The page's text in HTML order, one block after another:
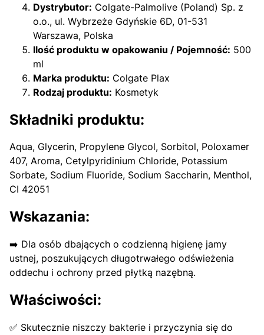
Dystrybutor: Colgate-Palmolive (Poland) Sp. z
o.o., ul. Wybrzeże Gdyńskie 6D, 01-531
Warszawa, Polska
Ilość produktu w opakowaniu / Pojemność: 500
ml
Marka produktu: Colgate Plax
Rodzaj produktu: Kosmetyk
Składniki produktu:
Aqua, Glycerin, Propylene Glycol, Sorbitol, Poloxamer
407, Aroma, Cetylpyridinium Chloride, Potassium
Sorbate, Sodium Fluoride, Sodium Saccharin, Menthol,
CI 42051
Wskazania:
➡️ Dla osób dbających o codzienną higienę jamy
ustnej, poszukujących długotrwałego odświeżenia
oddechu i ochrony przed płytką nazębną.
Właściwości:
✅ Skutecznie niszczy bakterie i przyczynia się do